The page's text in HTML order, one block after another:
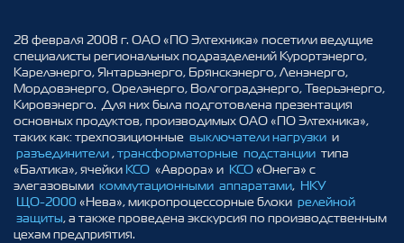
28 февраля 2008 г. ОАО «ПО Элтехника» посетили ведущие
специалисты региональных подразделений Курортэнерго,
Карелэнерго, Янтарьэнерго, Брянскэнерго, Ленэнерго,
Мордовэнерго, Орелэнерго, Волгоградэнерго, Тверьэнерго,
Кировэнерго. Для них была подготовлена презентация
основных продуктов, производимых ОАО «ПО Элтехника»,
таких как: трехпозиционные выключатели нагрузки и
разъединители ,трансформаторные подстанции типа
«Балтика», ячейки КСО «Аврора» и КСО«Онега» с
элегазовыми коммутационными аппаратами, НКУ
ЩО-2000«Нева», микропроцессорные блоки релейной
защиты, а также проведена экскурсия по производственным
цехам предприятия.